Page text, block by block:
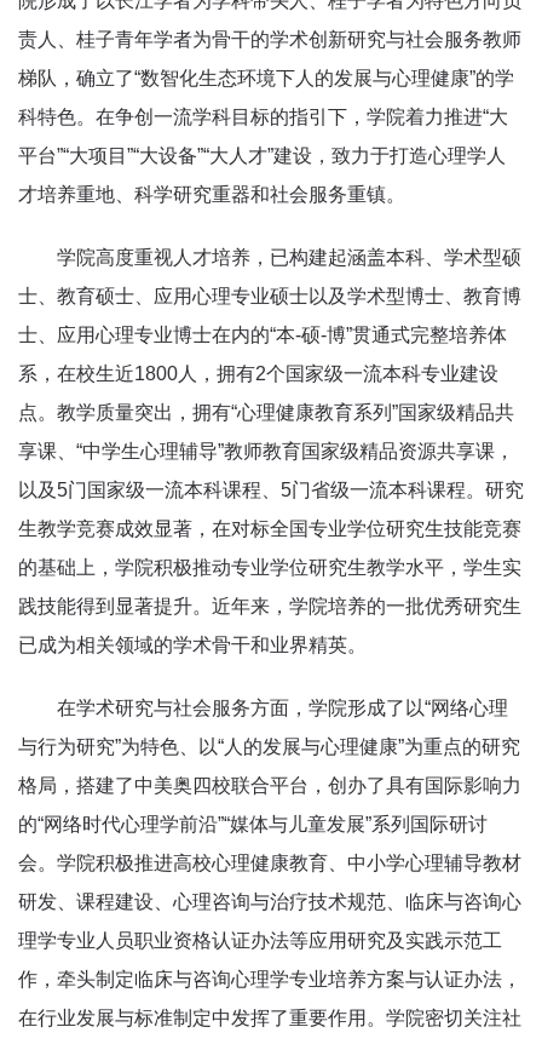
责人、桂子青年学者为骨干的学术创新研究与社会服务教师
梯队，确立了“数智化生态环境下人的发展与心理健康”的学
科特色。在争创一流学科目标的指引下，学院着力推进“大
平台”“大项目”“大设备”“大人才”建设，致力于打造心理学人
才培养重地、科学研究重器和社会服务重镇。
学院高度重视人才培养，已构建起涵盖本科、学术型硕
士、教育硕士、应用心理专业硕士以及学术型博士、教育博
士、应用心理专业博士在内的“本-硕-博”贯通式完整培养体
系，在校生近1800人，拥有2个国家级一流本科专业建设
点。教学质量突出，拥有“心理健康教育系列”国家级精品共
享课、“中学生心理辅导”教师教育国家级精品资源共享课，
以及5门国家级一流本科课程、5门省级一流本科课程。研究
生教学竞赛成效显著，在对标全国专业学位研究生技能竞赛
的基础上，学院积极推动专业学位研究生教学水平，学生实
践技能得到显著提升。近年来，学院培养的一批优秀研究生
已成为相关领域的学术骨干和业界精英。
在学术研究与社会服务方面，学院形成了以“网络心理
与行为研究”为特色、以“人的发展与心理健康”为重点的研究
格局，搭建了中美奥四校联合平台，创办了具有国际影响力
的“网络时代心理学前沿”“媒体与儿童发展”系列国际研讨
会。学院积极推进高校心理健康教育、中小学心理辅导教材
研发、课程建设、心理咨询与治疗技术规范、临床与咨询心
理学专业人员职业资格认证办法等应用研究及实践示范工
作，牵头制定临床与咨询心理学专业培养方案与认证办法，
在行业发展与标准制定中发挥了重要作用。学院密切关注社